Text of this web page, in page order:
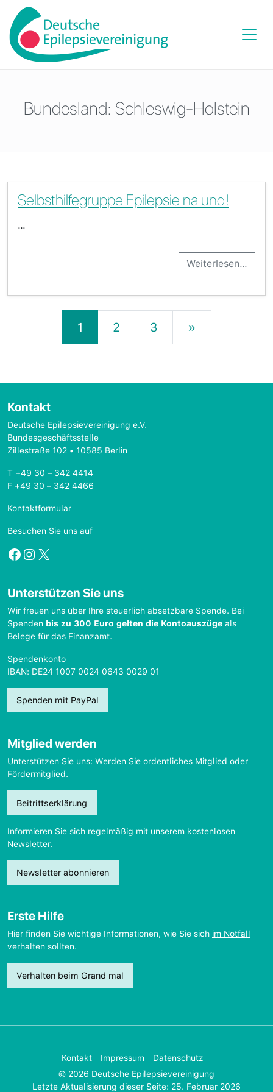
Bundesland: Schleswig-Holstein
Selbsthilfegruppe Epilepsie na und!
…
Weiterlesen…
Beitrags-Navigation
1 2 3 »
Kontakt
Deutsche Epilepsievereinigung e.V.
Bundesgeschäftsstelle
Zillestraße 102 • 10585 Berlin
T +49 30 – 342 4414
F +49 30 – 342 4466
Kontaktformular
Besuchen Sie uns auf
Facebook
Instagram
X
Unterstützen Sie uns
Wir freuen uns über Ihre steuerlich absetzbare Spende. Bei
Spenden bis zu 300 Euro gelten die Kontoauszüge als
Belege für das Finanzamt.
Spendenkonto
IBAN: DE24 1007 0024 0643 0029 01
Spenden mit PayPal
Mitglied werden
Unterstützen Sie uns: Werden Sie ordentliches Mitglied oder
Fördermitglied.
Beitrittserklärung
Informieren Sie sich regelmäßig mit unserem kostenlosen
Newsletter.
Newsletter abonnieren
Erste Hilfe
Hier finden Sie wichtige Informationen, wie Sie sich im Notfall
verhalten sollten.
Verhalten beim Grand mal
Kontakt Impressum
Datenschutz
© 2026 Deutsche Epilepsievereinigung
Letzte Aktualisierung dieser Seite: 25. Februar 2026